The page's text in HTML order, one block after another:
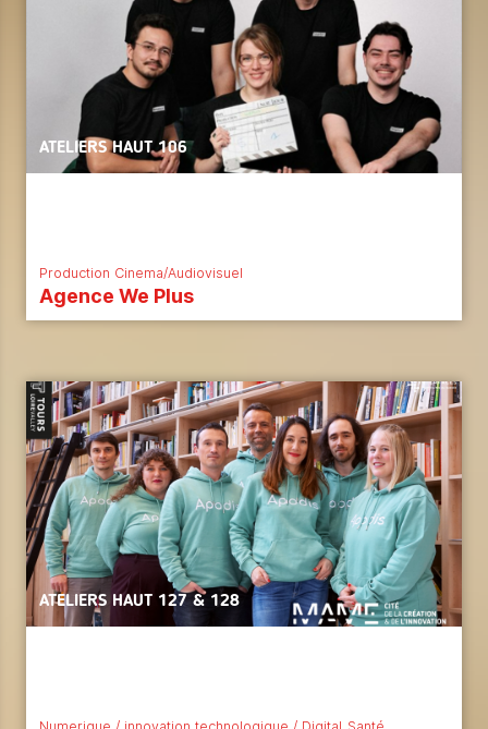
ATELIERS HAUT 106
Production Cinema/Audiovisuel
Agence We Plus
ATELIERS HAUT 127 & 128